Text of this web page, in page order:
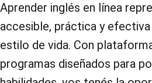
Aprender inglés en línea
accesible, práctica y
estilo de vida. Con
programas diseñados para